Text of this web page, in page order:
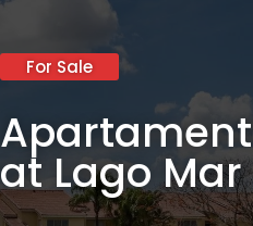
For Sale
at Lago Mar